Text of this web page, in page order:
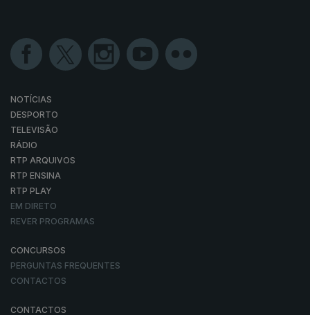
NOTÍCIAS
DESPORTO
TELEVISÃO
RÁDIO
RTP ARQUIVOS
RTP ENSINA
RTP PLAY
EM DIRETO
REVER PROGRAMAS
CONCURSOS
PERGUNTAS FREQUENTES
CONTACTOS
CONTACTOS